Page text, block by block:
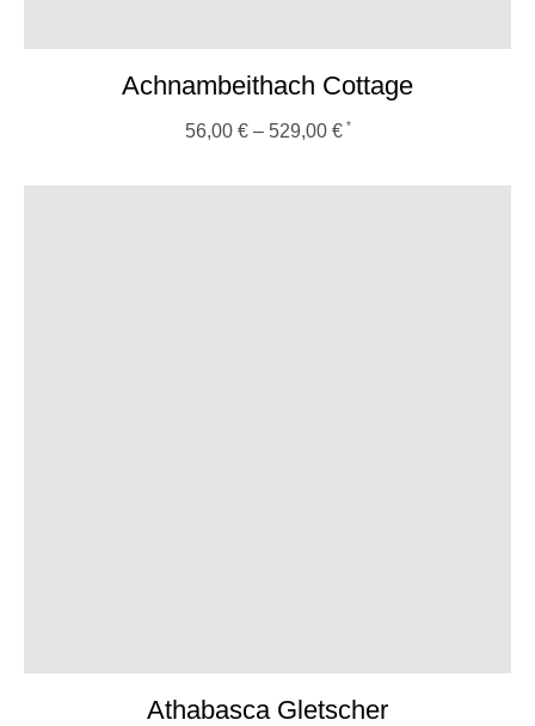
Achnambeithach Cottage
56,00 €– 529,00 €
Athabasca Gletscher